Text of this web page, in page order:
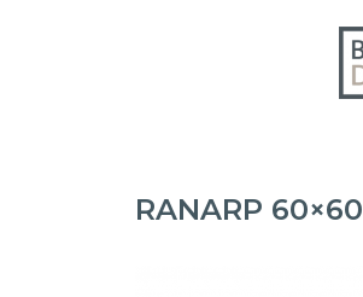
RANARP 60×60